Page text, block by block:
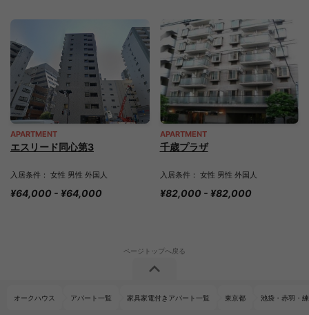
APARTMENT
エスリード同心第3
入居条件： 女性 男性 外国人
¥64,000 - ¥64,000
APARTMENT
千歳プラザ
入居条件： 女性 男性 外国人
¥82,000 - ¥82,000
オークハウス アパート一覧 家具家電付きアパート一覧 東京都 池袋・赤羽・